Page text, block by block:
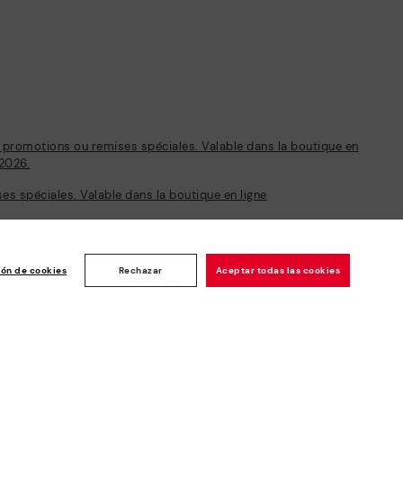
de cookies Rechazar Aceptar todas las cookies
ou remises spéciales. Valable dans la boutique en
spéciales. Valable dans la boutique en ligne
Newsletter